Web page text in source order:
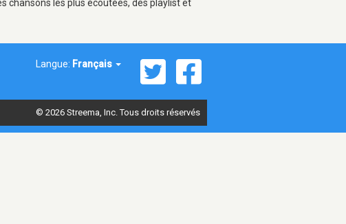
chansons les plus écoutées, des playlist et
Langue: Français
© 2026 Streema, Inc. Tous droits réservés